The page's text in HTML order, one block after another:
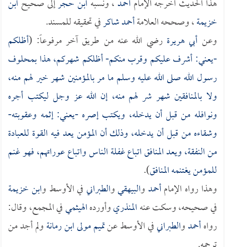
هذا الحديث أخرجه الإمامأحمد، ونسبه ابن حجرإلى صحيح ابن
خزيمة، وصححه العلامةأحمد شاكرفي تحقيقه للمسند.
وعن أبي هريرة رضي الله عنه من طريق آخر مرفوعاً: (أظلكم
-يعني: أشرف عليكم وقرب منكم- أظلكم شهركم، هذا بمحلوف
رسول الله صلى الله عليه وسلم ما مر بالمؤمنين شهر خير لهم منه،
ولا بالمنافقين شهر شر لهم منه، إن الله عز وجل ليكتب أجره
ونوافله من قبل أن يدخله، ويكتب إصره -يعني: إثمه وعقوبته-
وشقاءه من قبل أن يدخله، وذلك أن المؤمن يعد فيه القوة للعبادة
من النفقة، ويعد المنافق اتباع غفلة الناس واتباع عوراتهم، فهو غنم
للمؤمن يغتنمه المنافق).
وهذا رواه الإمامأحمدوالبيهقيوالطبرانيفي الأوسط وابن خزيمة
في صحيحه، وسكت عنهالمنذريوأوردهالهيثميفي المجمع، وقال:
رواهأحمدوالطبرانيفي الأوسط عنتميم مولى ابن رمانةولم أجد من